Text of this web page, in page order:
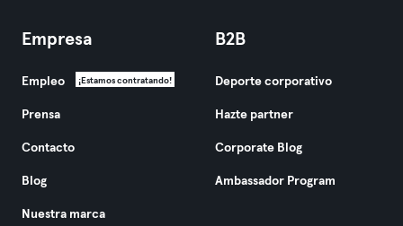
Empresa
Empleo ¡Estamos contratando!
Prensa
Contacto
Blog
Nuestra marca
B2B
Deporte corporativo
Hazte partner
Corporate Blog
Ambassador Program